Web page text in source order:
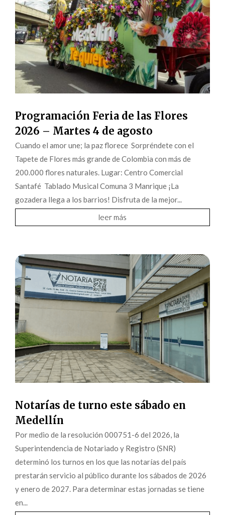
Programación Feria de las Flores
2026 – Martes 4 de agosto
Cuando el amor une; la paz florece Sorpréndete con el
Tapete de Flores más grande de Colombia con más de
200.000 flores naturales. Lugar: Centro Comercial
Santafé Tablado Musical Comuna 3 Manrique ¡La
gozadera llega a los barrios! Disfruta de la mejor...
leer más
Notarías de turno este sábado en
Medellín
Por medio de la resolución 000751-6 del 2026, la
Superintendencia de Notariado y Registro (SNR)
determinó los turnos en los que las notarías del país
prestarán servicio al público durante los sábados de 2026
y enero de 2027. Para determinar estas jornadas se tiene
en...